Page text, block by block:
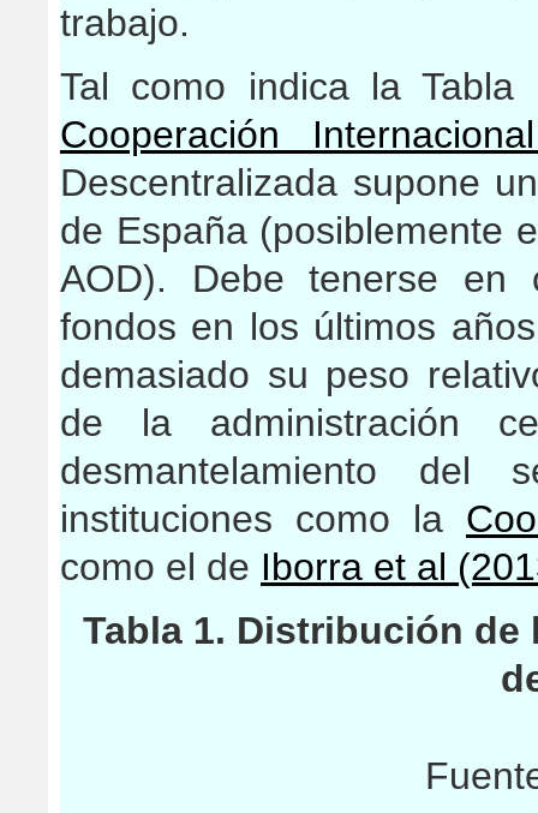
trabajo.
Tal como indica la
Cooperación
Descentralizada supone
de España (posiblemente
AOD). Debe tenerse
fondos en los últimos
demasiado su peso
de la administración
desmantelamiento
instituciones como la
como el de Iborra et al
Tabla 1. Distribución de